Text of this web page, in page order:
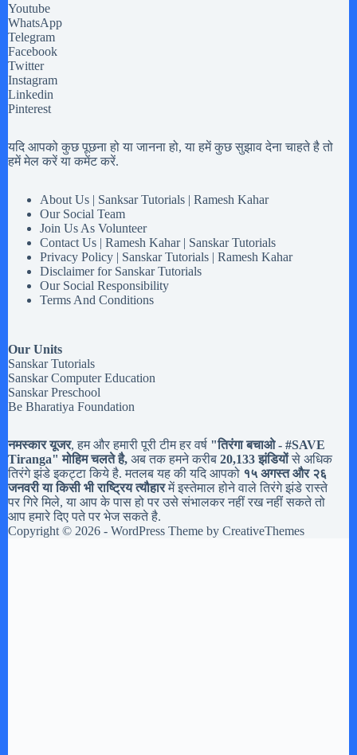
Youtube
WhatsApp
Telegram
Facebook
Twitter
Instagram
Linkedin
Pinterest
यदि आपको कुछ पूछना हो या जानना हो, या हमें कुछ सुझाव देना चाहते है तो
हमें मेल करें या कमेंट करें.
About Us | Sanksar Tutorials | Ramesh Kahar
Our Social Team
Join Us As Volunteer
Contact Us | Ramesh Kahar | Sanskar Tutorials
Privacy Policy | Sanskar Tutorials | Ramesh Kahar
Disclaimer for Sanskar Tutorials
Our Social Responsibility
Terms And Conditions
Our Units
Sanskar Tutorials
Sanskar Computer Education
Sanskar Preschool
Be Bharatiya Foundation
नमस्कार यूजर, हम और हमारी पूरी टीम हर वर्ष "तिरंगा बचाओ - #SAVE
Tiranga" मोहिम चलते है, अब तक हमने करीब 20,133 झंडियोंसे अधिक
तिरंगे झंडे इकट्टा किये है. मतलब यह की यदि आपको १५ अगस्त और २६
जनवरी या किसी भी राष्ट्रिय त्यौहारमें इस्तेमाल होने वाले तिरंगे झंडे रास्ते
पर गिरे मिले, या आप के पास हो पर उसे संभालकर नहीं रख नहीं सकते तो
आप हमारे दिए पते पर भेज सकते है.
Copyright © 2026 - WordPress Theme by CreativeThemes